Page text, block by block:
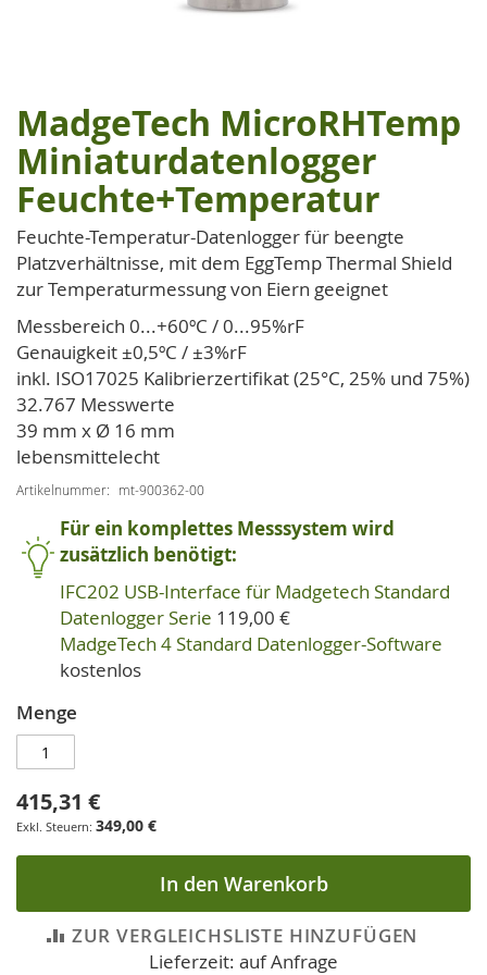
Zum
Anfang
der
Bildgalerie
springen
MadgeTech MicroRHTemp
Miniaturdatenlogger
Feuchte+Temperatur
Feuchte-Temperatur-Datenlogger für beengte
Platzverhältnisse, mit dem EggTemp Thermal Shield
zur Temperaturmessung von Eiern geeignet
Messbereich 0...+60ºC / 0...95%rF
Genauigkeit ±0,5ºC / ±3%rF
inkl. ISO17025 Kalibrierzertifikat (25°C, 25% und 75%)
32.767 Messwerte
39 mm x Ø 16 mm
lebensmittelecht
Artikelnummer mt-900362-00
Für ein komplettes Messsystem wird
zusätzlich benötigt:
IFC202 USB-Interface für Madgetech Standard
Datenlogger Serie 119,00 €
MadgeTech 4 Standard Datenlogger-Software
kostenlos
Menge
415,31 €
349,00 €
In den Warenkorb
ZUR VERGLEICHSLISTE HINZUFÜGEN
Lieferzeit: auf Anfrage